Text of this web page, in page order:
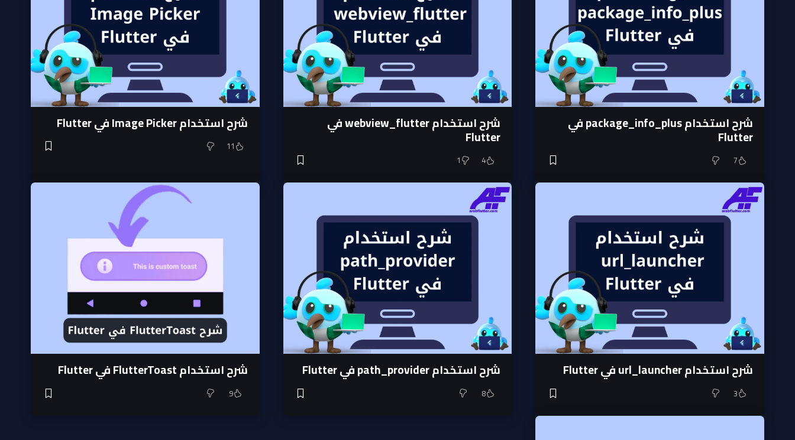
شرح استخدام package_info_plus في
Flutter
7
شرح استخدام webview_flutter في
Flutter
4
1
شرح استخدام Image Picker في Flutter
11
شرح استخدام url_launcher في Flutter
3
شرح استخدام path_provider في Flutter
8
شرح استخدام FlutterToast في Flutter
9